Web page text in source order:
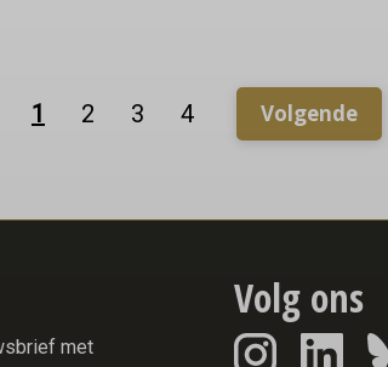
1 2 3 4 Volgende
met
Volg ons